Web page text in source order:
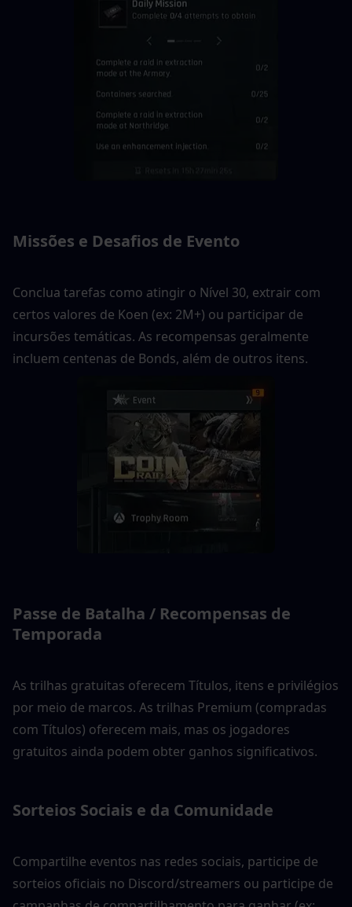
Missões e Desafios de Evento
Conclua tarefas como atingir o Nível 30, extrair com
certos valores de Koen (ex: 2M+) ou participar de
incursões temáticas. As recompensas geralmente
incluem centenas de Bonds, além de outros itens.
Passe de Batalha / Recompensas de
Temporada
As trilhas gratuitas oferecem Títulos, itens e privilégios
por meio de marcos. As trilhas Premium (compradas
com Títulos) oferecem mais, mas os jogadores
gratuitos ainda podem obter ganhos significativos.
Sorteios Sociais e da Comunidade
Compartilhe eventos nas redes sociais, participe de
sorteios oficiais no Discord/streamers ou participe de